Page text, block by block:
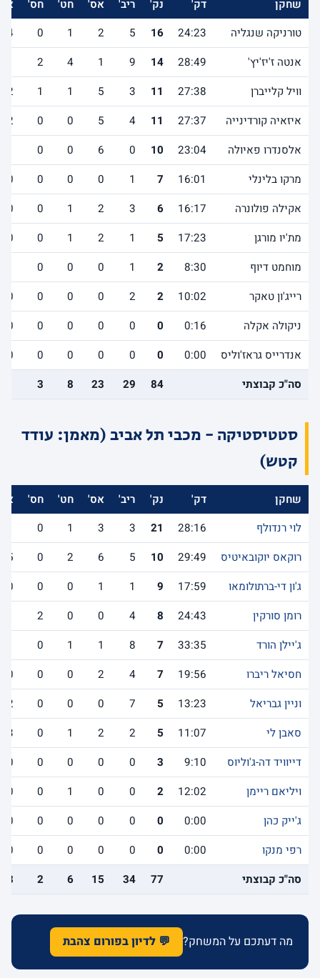
שחקן דק' נק' ריב' אס' חט' חס'
טורניקה שנגליה
24:23
16
5
2
1
0
4
אנטה ז'יז'יץ'
28:49
14
9
1
4
2
וויל קלייברן
27:38
11
3
5
1
1
2
איזאיה קורדינייה
27:37
11
4
5
0
0
2
אלסנדרו פאיולה
23:04
10
0
6
0
0
מרקו בלינלי
16:01
7
1
0
0
0
0
אקילה פולונרה
16:17
6
3
2
1
0
0
מת'יו מורגן
17:23
5
1
2
1
0
0
מוחמט דיוף
8:30
2
1
0
0
0
רייג'ון טאקר
10:02
2
2
0
0
0
0
ניקולה אקלה
0:16
0
0
0
0
0
0
אנדרייס גראז'וליס
0:00
0
0
0
0
0
0
סה"כ קבוצתי
84
29
23
8
3
סטטיסטיקה - מכבי תל אביב (מאמן: עודד
קטש)
שחקן דק' נק' ריב' אס' חט' חס'
לוי רנדולף
28:16
21
3
3
1
0
רוקאס יוקובאיטיס
29:49
10
5
6
2
0
5
ג'ון די-ברתולומאו
17:59
9
1
1
0
0
0
רומן סורקין
24:43
8
4
0
0
2
ג'יילן הורד
33:35
7
8
1
1
0
חסיאל ריברו
19:56
7
4
2
0
0
0
וניין גבריאל
13:23
5
7
0
0
0
2
סאבן לי
11:07
5
2
2
1
0
3
דייוויד דה-ג'וליוס
9:10
3
0
0
0
0
0
ויליאם ריימן
12:02
2
0
0
1
0
0
ג'ייק כהן
0:00
0
0
0
0
0
0
רפי מנקו
0:00
0
0
0
0
0
0
סה"כ קבוצתי
77
34
15
6
2
13
מה דעתכם על המשחק? 💬 לדיון בפורום צהבת